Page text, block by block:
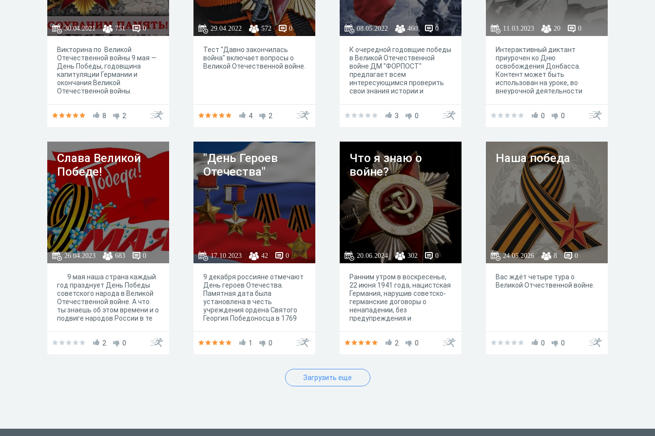
бессильно ослабить память о
несгибаемой стойкости и
советских людей. Предлагаем
вам викторину, посвящённую
Дню Победы! Проверьте свои
знания!
30.04.2021 751 0
Викторина по Великой
Отечественной войны 9 мая —
День Победы, годовщина
капитуляции Германии и
окончания Великой
Отечественной войны.
в современной России. При
школах, а формула «Никто не
забыт и ничто не забыто»
отчеканена на сотнях
мемориалов, некоторые факты
могут ускользнуть из нашей
памяти.
8 2
29.04.2022 572 0
Тест "Давно закончилась
война" включает вопросы о
Великой Отечественной войне.
4 2
08.05.2022 460 0
К очередной годовщие победы
в Великой Отечественной
войне ДМ "ФОРПОСТ"
предлагает всем
интересующимся проверить
свои знания истории и
3 0
11.03.2023 20 0
Интерактивный диктант
приурочен ко Дню
освобождения Донбасса.
Контент может быть
использован на уроке, во
внеурочной деятельности
образовательная акция,
0 0
Слава Великой
Победе!
26.04.2023 683 0
9 мая наша страна каждый
год празднует День Победы
советского народа в Великой
Отечественной войне. А что
ты знаешь об этом времени и о
подвиге народов России в те
2 0
"День Героев
Отечества"
17.10.2023 42 0
9 декабря россияне отмечают
День героев Отечества.
Памятная дата была
установлена в честь
учреждения ордена Святого
Георгия Победоносца в 1769
боях особую смелость,
удостоен званий Героев СССР
и России, а также орденов
1 0
Что я знаю о
войне?
20.06.2024 302 0
Ранним утром в воскресенье,
22 июня 1941 года, нацистская
Германия, нарушив советско-
германские договоры о
ненападении, без
предупреждения и
Командование Германии во
«Барбаросса», согласно
которому фашисты
предполагали стремительно
2 0
Наша победа
24.05.2026 8 0
Вас ждёт четыре тура о
Великой Отчественной войне.
0 0
Загрузить еще